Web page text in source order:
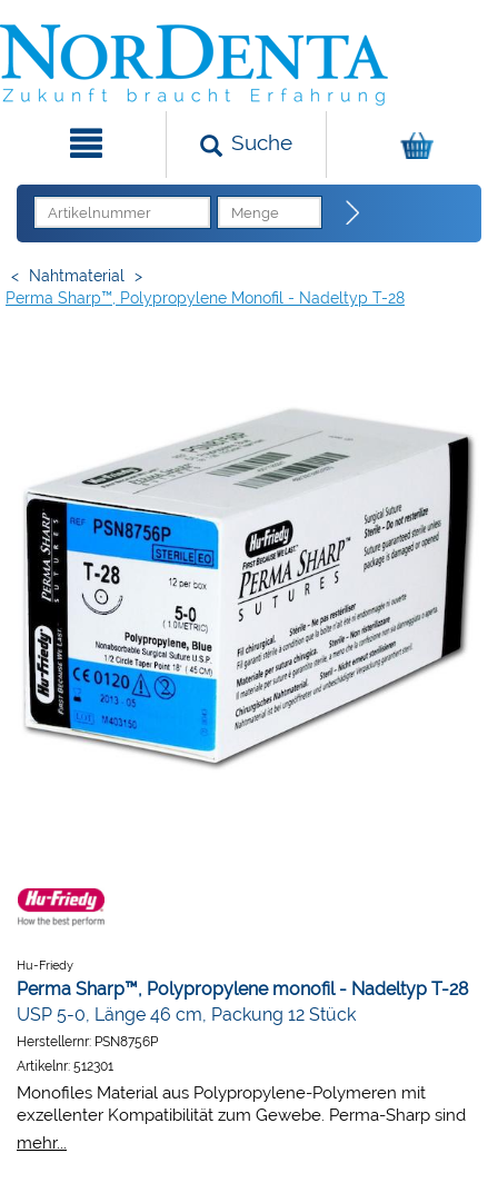
Suche
< Nahtmaterial
>
Perma Sharp™, Polypropylene Monofil - Nadeltyp T-28
Hu-Friedy
Perma Sharp™, Polypropylene monofil - Nadeltyp T-28
USP 5-0, Länge 46 cm, Packung 12 Stück
Herstellernr: PSN8756P
Artikelnr: 512301
Monofiles Material aus Polypropylene-Polymeren mit
exzellenter Kompatibilität zum Gewebe. Perma-Sharp sind
lasergebohrt. Sie haben dadurch die bestmögliche Nadel-
mehr...